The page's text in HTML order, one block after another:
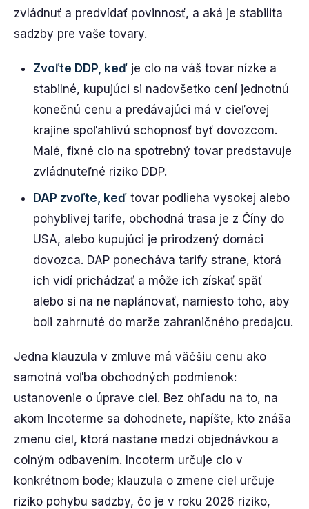
zvládnuť a predvídať povinnosť, a aká je stabilita
sadzby pre vaše tovary.
Zvoľte DDP, keď je clo na váš tovar nízke a
stabilné, kupujúci si nadovšetko cení jednotnú
konečnú cenu a predávajúci má v cieľovej
krajine spoľahlivú schopnosť byť dovozcom.
Malé, fixné clo na spotrebný tovar predstavuje
zvládnuteľné riziko DDP.
DAP zvoľte, keď tovar podlieha vysokej alebo
pohyblivej tarife, obchodná trasa je z Číny do
USA, alebo kupujúci je prirodzený domáci
dovozca. DAP ponecháva tarify strane, ktorá
ich vidí prichádzať a môže ich získať späť
alebo si na ne naplánovať, namiesto toho, aby
boli zahrnuté do marže zahraničného predajcu.
Jedna klauzula v zmluve má väčšiu cenu ako
samotná voľba obchodných podmienok:
ustanovenie o úprave ciel. Bez ohľadu na to, na
akom Incoterme sa dohodnete, napíšte, kto znáša
zmenu ciel, ktorá nastane medzi objednávkou a
colným odbavením. Incoterm určuje clo v
konkrétnom bode; klauzula o zmene ciel určuje
riziko pohybu sadzby, čo je v roku 2026 riziko,